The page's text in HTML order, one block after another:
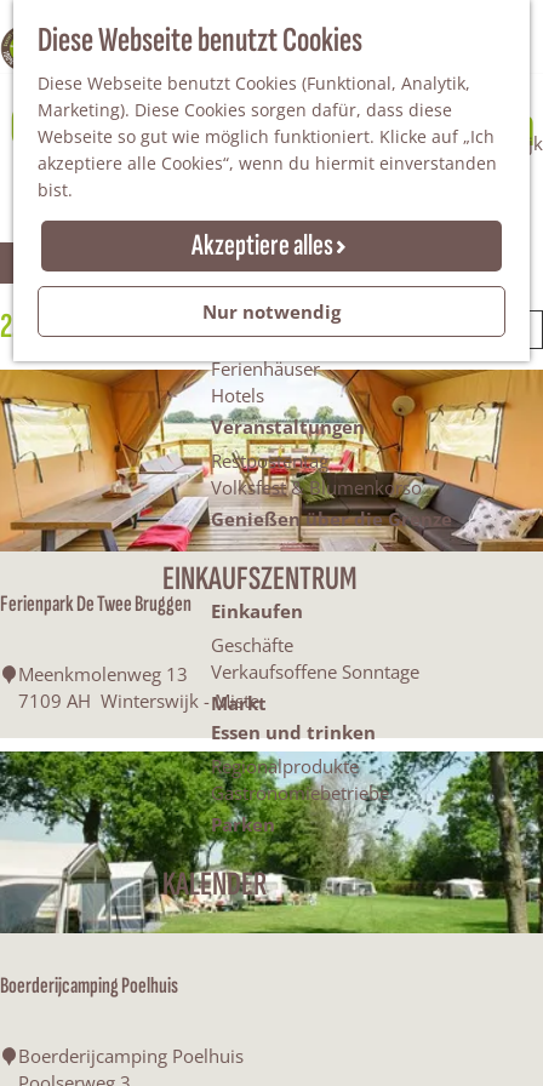
Diese Webseite benutzt Cookies
Diese Webseite benutzt Cookies (Funktional, Analytik,
Marketing). Diese Cookies sorgen dafür, dass diese
Webseite so gut wie möglich funktioniert. Klicke auf „Ich
akzeptiere alle Cookies“, wenn du hiermit einverstanden
bist.
Akzeptiere alles
Nur notwendig
100% WINTERSWIJK
S
u
c
h
e
n
M
e
n
ü
Da staunt man!
Freiheitsbäume
Natur
Naturgebiete
Nationaler Landschaftspark Winterswijk
Der Steingrube
Gärten & Parks
Übernachten
Campingplätze & Ferienparks
Gruppenunterkünfte
Bed & Breakfasts
Ferienhäuser
Hotels
Veranstaltungen
Restpostentag
Volksfest & Blumenkorso
Genießen über die Grenze
EINKAUFSZENTRUM
Einkaufen
Geschäfte
Verkaufsoffene Sonntage
Markt
Essen und trinken
Regionalprodukte
Gastronomiebetriebe
Parken
KALENDER
Campingplätze & Ferienparks in
Winterswijk
W
a
s
m
ö
c
h
t
e
s
t
d
u
Filter
o
r
t
e
r
e
c
:
22 Ergebnisse
S
r
t
n
a
c
:
Ferienpark De Twee Bruggen
F
i
e
n
r
D
T
e
Meenkmolenweg 13
7109 AH Winterswijk - Miste
Boerderijcamping Poelhuis
B Boerderijcamping Poelhuis